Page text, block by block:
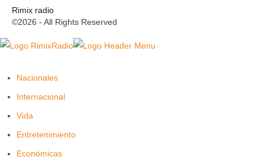
Rimix radio
©2026 - All Rights Reserved
Nacionales
Internacional
Vida
Entretenimiento
Económicas